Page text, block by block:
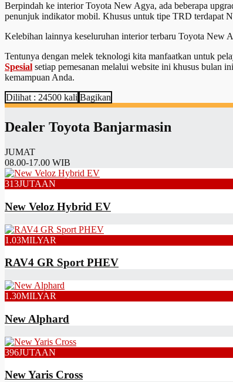
Berpindah ke interior Toyota New Agya, ada beberapa
penunjuk indikator mobil. Khusus untuk tipe TRD terdapat
Kelebihan lainnya keseluruhan interior terbaru Toyota New
Tentunya dengan melek teknologi kita manfaatkan untuk
Spesial setiap pemesanan melalui website ini khusus bulan
kemampuan Anda.
Dilihat : 24500 kali Bagikan
Dealer Toyota Banjarmasin
JUMAT
08.00-17.00 WIB
313JUTAAN
New Veloz Hybrid EV
1.03MILYAR
RAV4 GR Sport PHEV
1.30MILYAR
New Alphard
396JUTAAN
New Yaris Cross